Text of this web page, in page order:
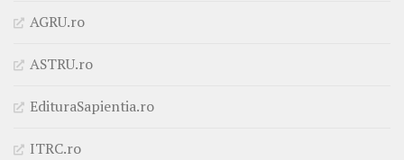
AGRU.ro
ASTRU.ro
EdituraSapientia.ro
ITRC.ro